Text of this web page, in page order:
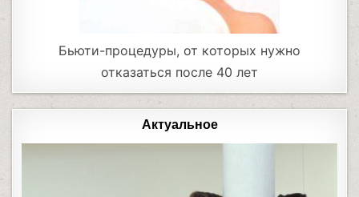
Бьюти-процедуры, от которых нужно
отказаться после 40 лет
Актуальное